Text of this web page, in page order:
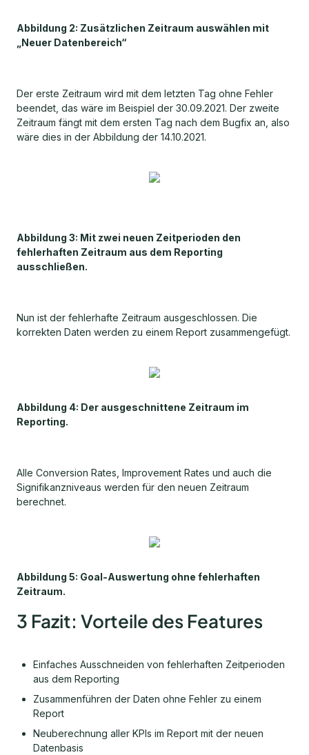
Abbildung 2: Zusätzlichen Zeitraum auswählen mit
„Neuer Datenbereich“
Der erste Zeitraum wird mit dem letzten Tag ohne Fehler
beendet, das wäre im Beispiel der 30.09.2021. Der zweite
Zeitraum fängt mit dem ersten Tag nach dem Bugfix an, also
wäre dies in der Abbildung der 14.10.2021.
Abbildung 3: Mit zwei neuen Zeitperioden den
fehlerhaften Zeitraum aus dem Reporting
ausschließen.
Nun ist der fehlerhafte Zeitraum ausgeschlossen. Die
korrekten Daten werden zu einem Report zusammengefügt.
Abbildung 4: Der ausgeschnittene Zeitraum im
Reporting.
Alle Conversion Rates, Improvement Rates und auch die
Signifikanzniveaus werden für den neuen Zeitraum
berechnet.
Abbildung 5: Goal-Auswertung ohne fehlerhaften
Zeitraum.
3 Fazit: Vorteile des Features
Einfaches Ausschneiden von fehlerhaften Zeitperioden
aus dem Reporting
Zusammenführen der Daten ohne Fehler zu einem
Report
Neuberechnung aller KPIs im Report mit der neuen
Datenbasis